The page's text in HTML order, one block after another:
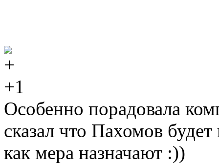
+1
Особенно порадовала
сказал что Пахомов
как мера назначают :))